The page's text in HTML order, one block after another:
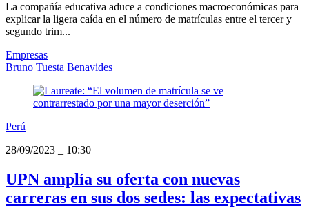
La compañía educativa aduce a condiciones macroeconómicas para
explicar la ligera caída en el número de matrículas entre el tercer y
segundo trim...
Empresas
Bruno Tuesta Benavides
Perú
28/09/2023
10:30
UPN amplía su oferta con nuevas
carreras en sus dos sedes: las expectativas